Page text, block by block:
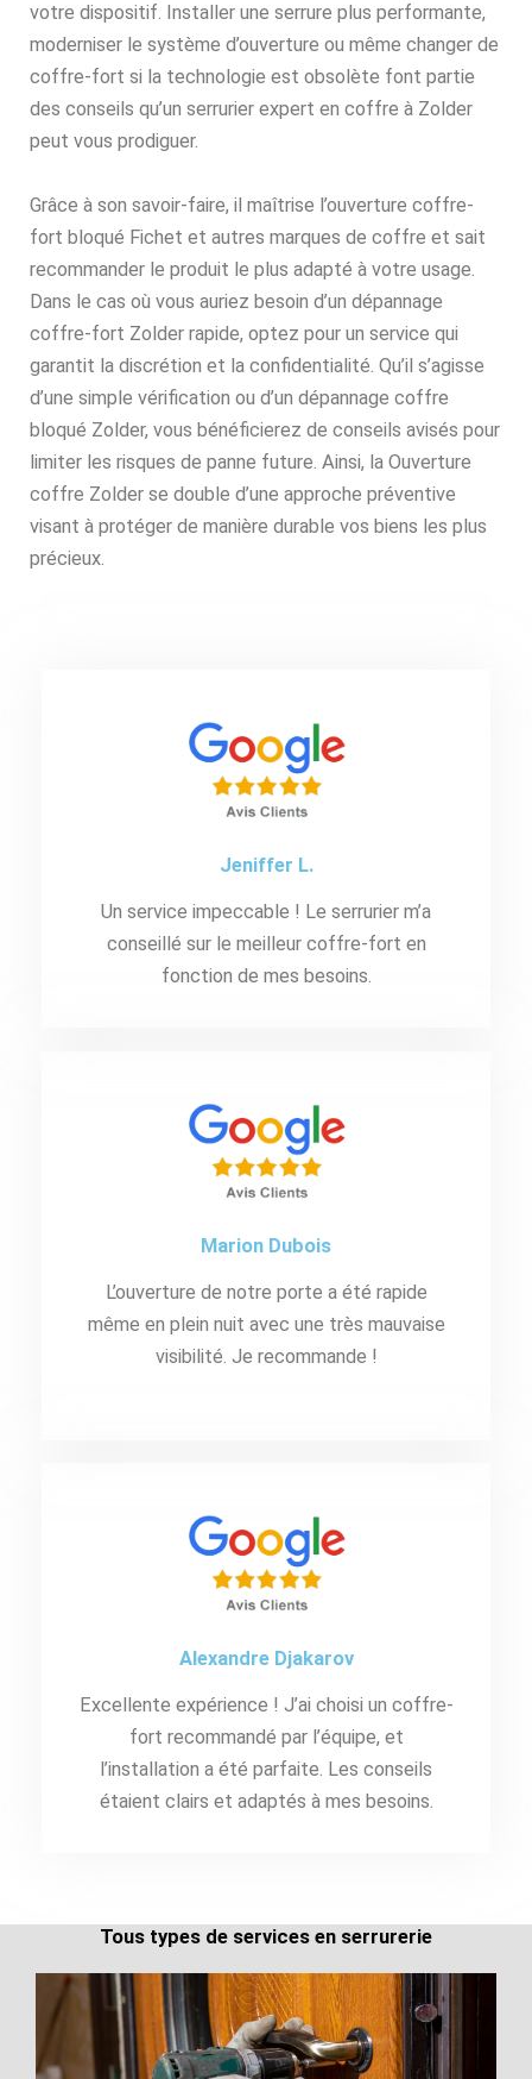
votre dispositif. Installer une serrure plus performante,
moderniser le système d’ouverture ou même changer de
coffre-fort si la technologie est obsolète font partie
des conseils qu’un serrurier expert en coffre à Zolder
peut vous prodiguer.
Grâce à son savoir-faire, il maîtrise l’ouverture coffre-
fort bloqué Fichet et autres marques de coffre et sait
recommander le produit le plus adapté à votre usage.
Dans le cas où vous auriez besoin d’un dépannage
coffre-fort Zolder rapide, optez pour un service qui
garantit la discrétion et la confidentialité. Qu’il s’agisse
d’une simple vérification ou d’un dépannage coffre
bloqué Zolder, vous bénéficierez de conseils avisés pour
limiter les risques de panne future. Ainsi, la Ouverture
coffre Zolder se double d’une approche préventive
visant à protéger de manière durable vos biens les plus
précieux.
Jeniffer L.
Un service impeccable ! Le serrurier m’a
conseillé sur le meilleur coffre-fort en
fonction de mes besoins.
Marion Dubois
L’ouverture de notre porte a été rapide
même en plein nuit avec une très mauvaise
visibilité. Je recommande !
Alexandre Djakarov
Excellente expérience ! J’ai choisi un coffre-
fort recommandé par l’équipe, et
l’installation a été parfaite. Les conseils
étaient clairs et adaptés à mes besoins.
Tous types de services en serrurerie